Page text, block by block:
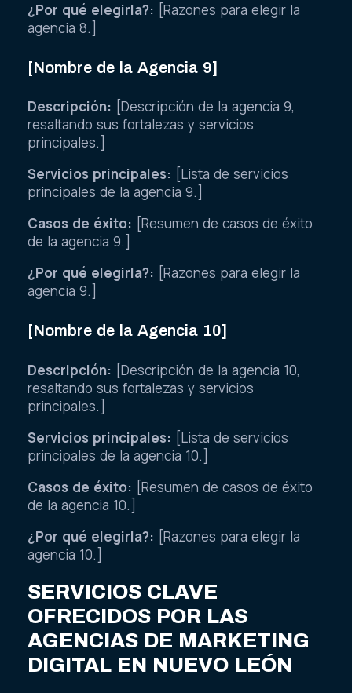
¿Por qué elegirla?: [Razones para elegir la
agencia 8.]
[Nombre de la Agencia 9]
Descripción: [Descripción de la agencia 9,
resaltando sus fortalezas y servicios
principales.]
Servicios principales: [Lista de servicios
principales de la agencia 9.]
Casos de éxito: [Resumen de casos de éxito
de la agencia 9.]
¿Por qué elegirla?: [Razones para elegir la
agencia 9.]
[Nombre de la Agencia 10]
Descripción: [Descripción de la agencia 10,
resaltando sus fortalezas y servicios
principales.]
Servicios principales: [Lista de servicios
principales de la agencia 10.]
Casos de éxito: [Resumen de casos de éxito
de la agencia 10.]
¿Por qué elegirla?: [Razones para elegir la
agencia 10.]
SERVICIOS CLAVE
OFRECIDOS POR LAS
AGENCIAS DE MARKETING
DIGITAL EN NUEVO LEÓN